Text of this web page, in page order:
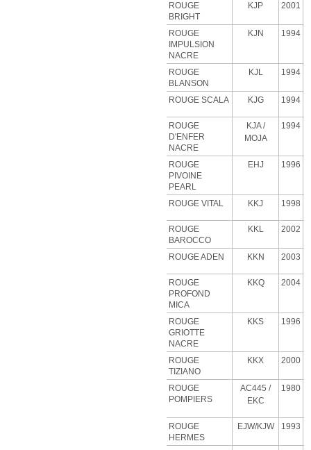
ROUGE
BRIGHT
KJP 2001
ROUGE
IMPULSION
NACRE
KJN 1994
ROUGE
BLANSON
KJL 1994
ROUGE SCALA KJG 1994
ROUGE
D'ENFER
NACRE
KJA/
MOJA
1994
ROUGE
PIVOINE
PEARL
EHJ 1996
ROUGE VITAL KKJ 1998
ROUGE
BAROCCO
KKL 2002
ROUGE ADEN KKN 2003
ROUGE
PROFOND
MICA
KKQ 2004
ROUGE
GRIOTTE
NACRE
KKS 1996
ROUGE
TIZIANO
KKX 2000
ROUGE
POMPIERS
AC445 /
EKC
1980
ROUGE
HERMES
EJW/KJW 1993